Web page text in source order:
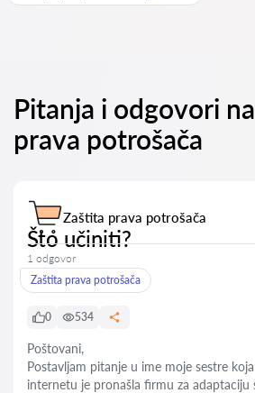
Pitanja i odgovori
prava potrošača
Zaštita prava potrošača
Što učiniti?
1 odgovor
Zaštita prava potrošača
0 534
Poštovani,
Postavljam pitanje u ime moje sestre
internetu je pronašla firmu za adaptaciju